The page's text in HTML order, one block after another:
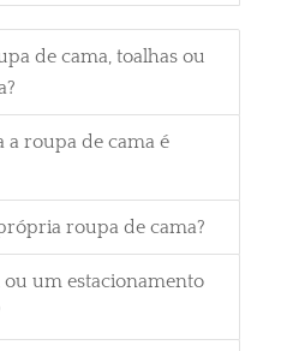
de cama, toalhas ou
a roupa de cama é
roupa de cama?
ou um estacionamento